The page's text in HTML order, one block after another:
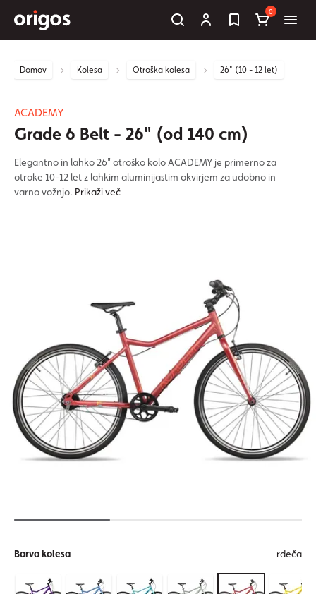
0
Domov Kolesa Otroška kolesa 26" (10 - 12 let)
ACADEMY
Grade 6 Belt - 26" (od 140 cm)
Elegantno in lahko 26" otroško kolo ACADEMY je primerno za
otroke 10-12 let z lahkim aluminijastim okvirjem za udobno in
varno vožnjo. Prikaži več
Barva kolesa rdeča